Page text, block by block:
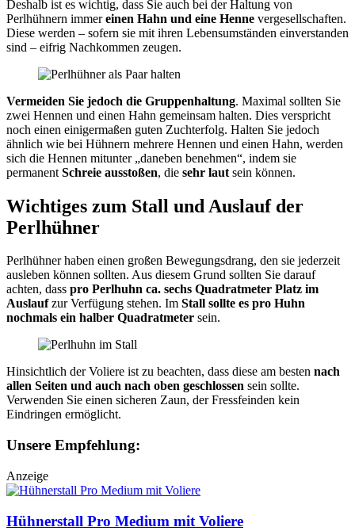
Deshalb ist es wichtig, dass Sie auch bei der Haltung von
Perlhühnern immereinen Hahn und eine Henne vergesellschaften.
Diese werden – sofern sie mit ihren Lebensumständen einverstanden
sind – eifrig Nachkommen zeugen.
Vermeiden Sie jedoch die Gruppenhaltung. Maximal sollten Sie
zwei Hennen und einen Hahn gemeinsam halten. Dies verspricht
noch einen einigermaßen guten Zuchterfolg. Halten Sie jedoch
ähnlich wie bei Hühnern mehrere Hennen und einen Hahn, werden
sich die Hennen mitunter „daneben benehmen“, indem sie
permanent Schreie ausstoßen, die sehr laut sein können.
Wichtiges zum Stall und Auslauf der
Perlhühner
Perlhühner haben einen großen Bewegungsdrang, den sie jederzeit
ausleben können sollten. Aus diesem Grund sollten Sie darauf
achten, dass pro Perlhuhn ca. sechs Quadratmeter Platz im
Auslaufzur Verfügung stehen. Im Stall sollte es pro Huhn
nochmals ein halber Quadratmeter sein.
Hinsichtlich der Voliere ist zu beachten, dass diese am besten nach
allen Seiten und auch nach oben geschlossen sein sollte.
Verwenden Sie einen sicheren Zaun, der Fressfeinden kein
Eindringen ermöglicht.
Unsere Empfehlung:
Anzeige
Hühnerstall Pro Medium mit Voliere